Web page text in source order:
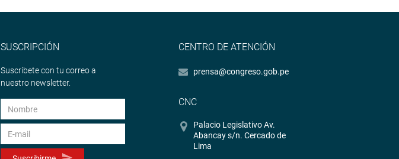
SUSCRIPCIÓN
Suscríbete con tu correo a
nuestro newsletter.
CENTRO DE ATENCIÓN
prensa@congreso.gob.pe
CNC
Palacio Legislativo Av.
Abancay s/n. Cercado de
Lima